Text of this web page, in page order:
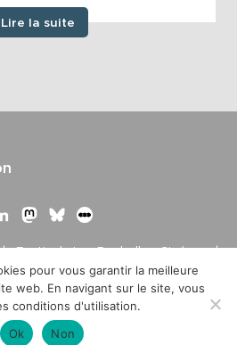
Lire la suite
Festival La Rochelle Cinéma |
– Mentions légales –Conditions
design ;Etienne Delcambre,
jour
pour vous garantir la meilleure
web. En navigant sur le site, vous
conditions d'utilisation.
Ok
Non